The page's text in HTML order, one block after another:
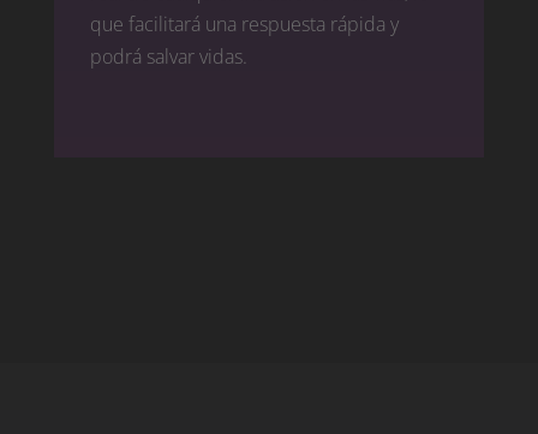
que facilitará una respuesta rápida y
podrá salvar vidas.